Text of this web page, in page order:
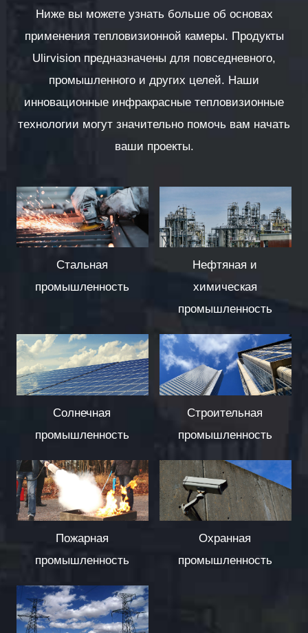
Ниже вы можете узнать больше об основах
применения тепловизионной камеры. Продукты
Ulirvision предназначены для повседневного,
промышленного и других целей. Наши
инновационные инфракрасные тепловизионные
технологии могут значительно помочь вам начать
ваши проекты.
Стальная
промышленность
Нефтяная и
химическая
промышленность
Солнечная
промышленность
Строительная
промышленность
Пожарная
промышленность
Охранная
промышленность